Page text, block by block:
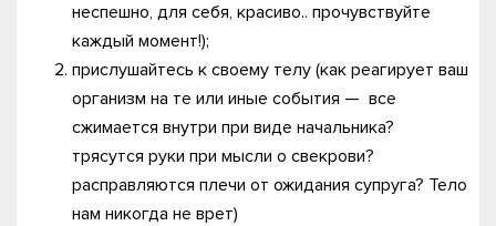
неспешно, для себя, красиво.. прочувствуйте
каждый момент!);
прислушайтесь к своему телу (как реагирует ваш
организм на те или иные события — все
сжимается внутри при виде начальника?
трясутся руки при мысли о свекрови?
расправляются плечи от ожидания супруга? Тело
нам никогда не врет)